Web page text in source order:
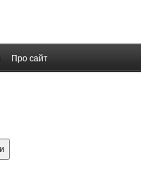
Про сайт